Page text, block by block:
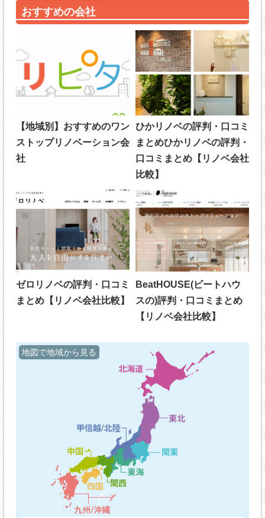
おすすめの会社
【地域別】おすすめのワン
ストップリノベーション会
社
ひかリノベの評判・口コミ
まとめひかリノベの評判・
口コミまとめ【リノベ会社
比較】
ゼロリノベの評判・口コミ
まとめ【リノベ会社比較】
BeatHOUSE(ビートハウ
スの)評判・口コミまとめ
【リノベ会社比較】
地図で地域から見る